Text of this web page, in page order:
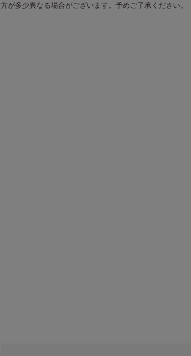
方が多少異なる場合がございます。予めご了承ください。